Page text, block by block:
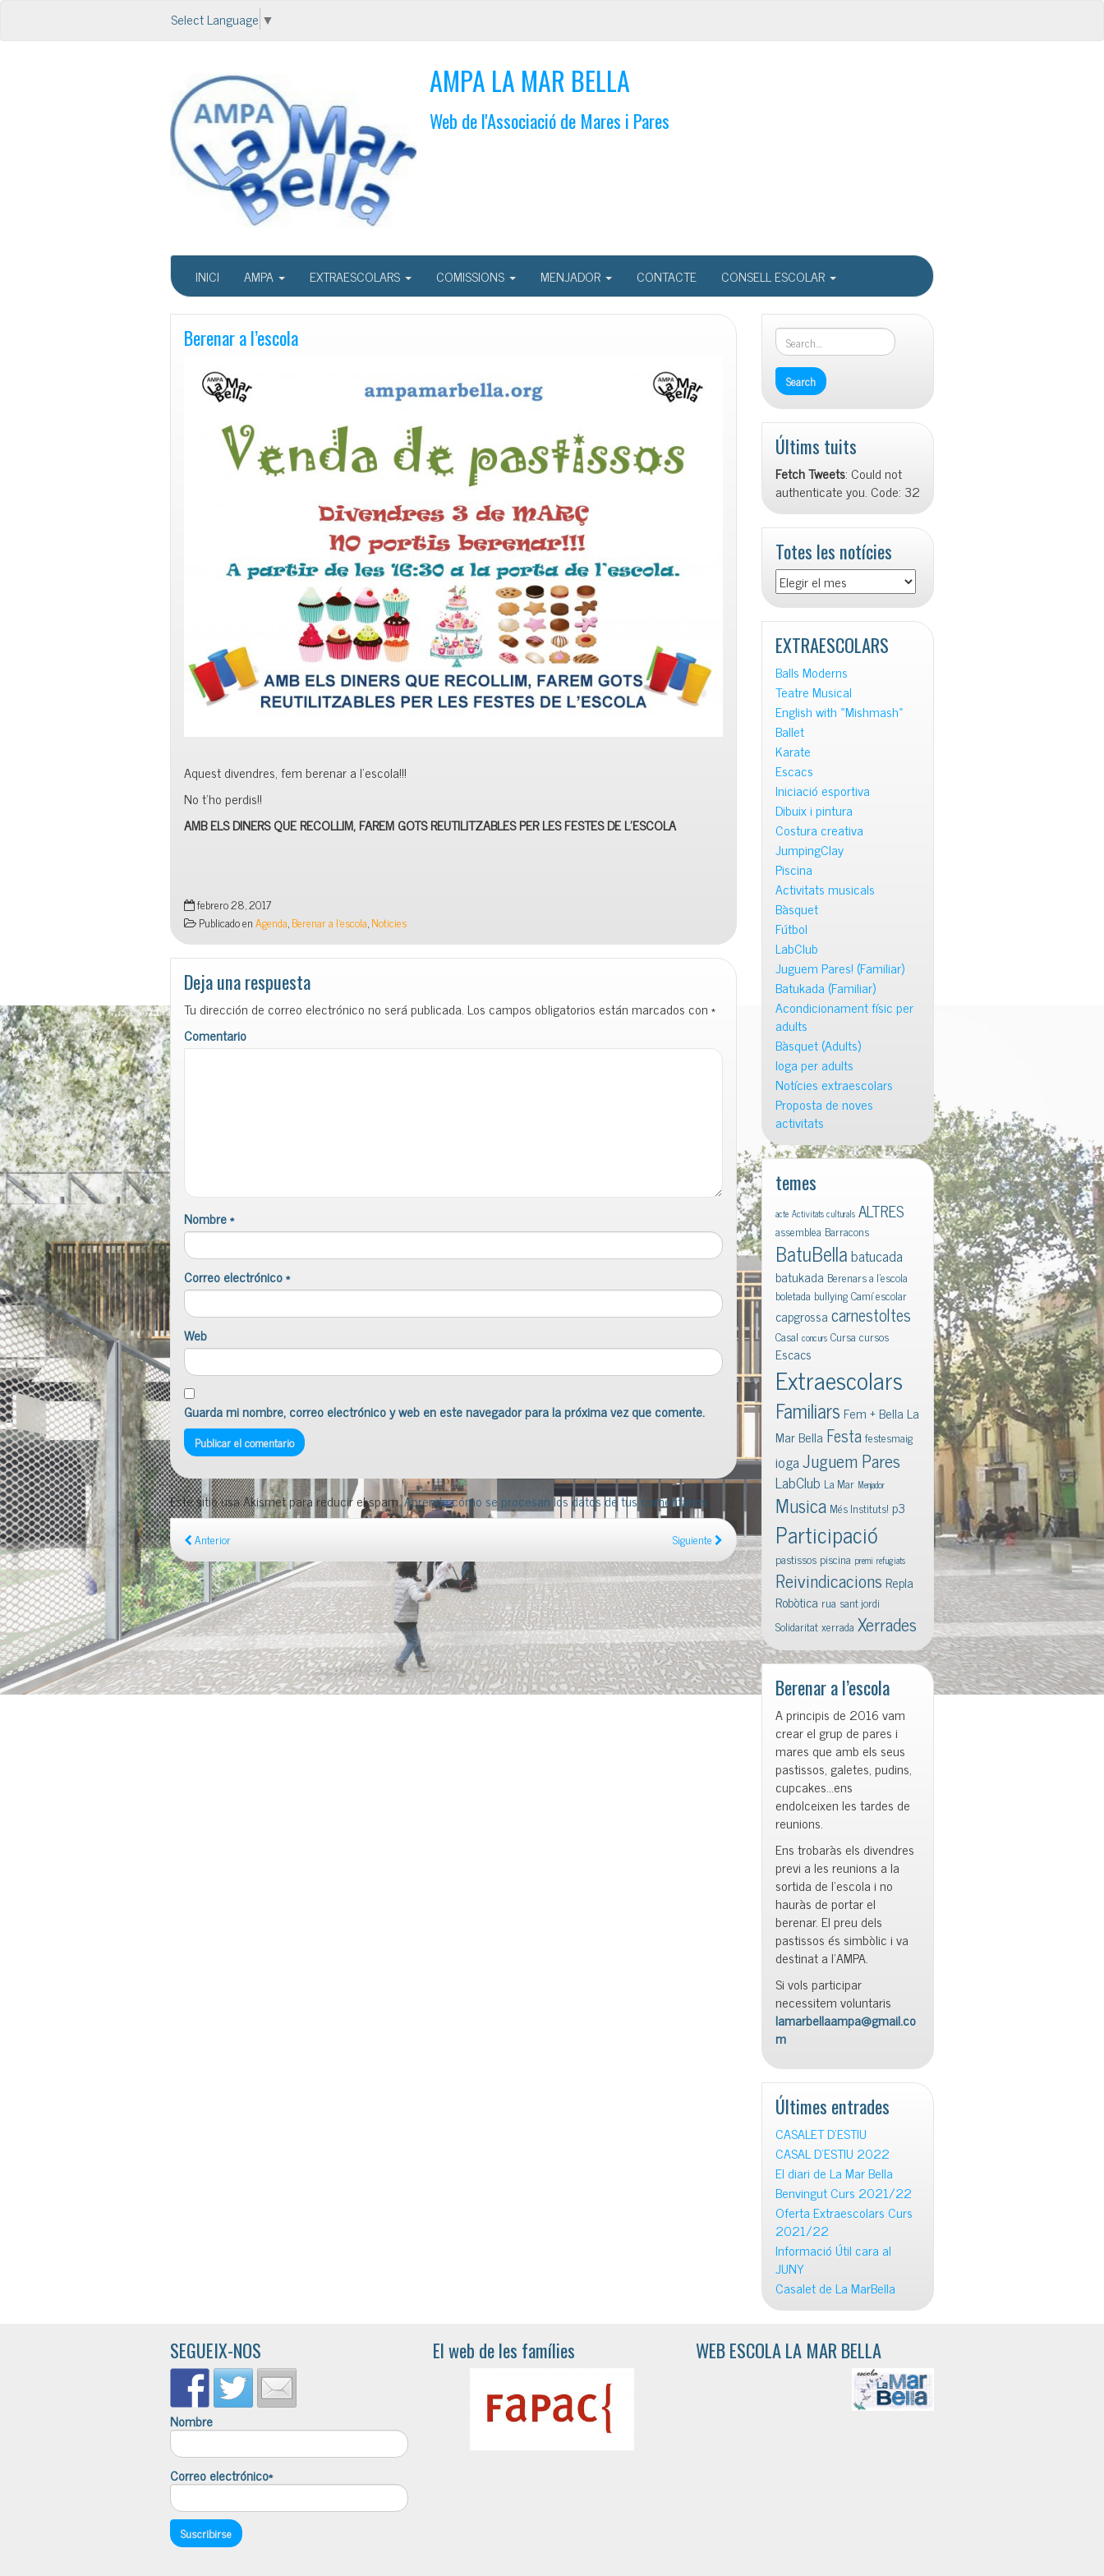
Select Language ▼
AMPA LA MAR BELLA
Web de l'Associació de Mares i Pares
INICI AMPA EXTRAESCOLARS COMISSIONS MENJADOR CONTACTE CONSELL ESCOLAR
Berenar a l’escola
Aquest divendres, fem berenar a l’escola!!!
No t’ho perdis!!
AMB ELS DINERS QUE RECOLLIM, FAREM GOTS REUTILITZABLES PER LES FESTES DE L’ESCOLA
febrero 28, 2017
Publicado enAgenda,Berenar a l'escola,Noticies
Deja una respuesta
Tu dirección de correo electrónico no será publicada. Los campos obligatorios están marcados con*
Comentario
Nombre*
Correo electrónico*
Web
Guarda mi nombre, correo electrónico y web en este navegador para la próxima vez que comente.
Este sitio usa Akismet para reducir el spam.Aprende cómo se procesan los datos de tus comentarios
Anterior Siguiente
Últims tuits
Fetch Tweets: Could not
authenticate you. Code: 32
Totes les notícies
Totes
les
notícies
EXTRAESCOLARS
Balls Moderns
Teatre Musical
English with «Mishmash»
Ballet
Karate
Escacs
Iniciació esportiva
Dibuix i pintura
Costura creativa
JumpingClay
Piscina
Activitats musicals
Bàsquet
Fútbol
LabClub
Juguem Pares! (Familiar)
Batukada (Familiar)
Acondicionament físic per
adults
Bàsquet (Adults)
Ioga per adults
Notícies extraescolars
Proposta de noves
activitats
temes
acte Activitats culturals ALTRES
assemblea Barracons
BatuBellabatucada
batukada Berenars a l'escola
boletada bullyingCamí escolar
capgrossacarnestoltes
Casal concurs Cursa cursos
Escacs
Extraescolars
Familiars Fem + Bella La
Mar Bella Festafestesmaig
iogaJuguem Pares
LabClub La Mar Menjador
Musica Més Instituts! p3
Participació
pastissos piscina premi refugiats
Reivindicacions Repla
Robòtica rua sant jordi
Solidaritatxerrada Xerrades
Berenar a l’escola
A principis de 2016 vam
crear el grup de pares i
mares que amb els seus
pastissos, galetes, pudins,
cupcakes…ens
endolceixen les tardes de
reunions.
Ens trobaràs els divendres
previ a les reunions a la
sortida de l’escola i no
hauràs de portar el
berenar. El preu dels
pastissos és simbòlic i va
destinat a l’AMPA.
Si vols participar
necessitem voluntaris
lamarbellaampa@gmail.co
m
Últimes entrades
CASALET D’ESTIU
CASAL D’ESTIU 2022
El diari de La Mar Bella
Benvingut Curs 2021/22
Oferta Extraescolars Curs
2021/22
Informació Útil cara al
JUNY
Casalet de La MarBella
SEGUEIX-NOS
Nombre
Correo electrónico*
El web de les famílies WEB ESCOLA LA MAR BELLA